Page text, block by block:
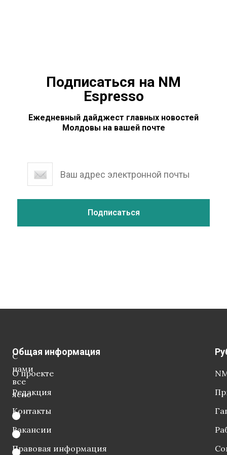
Подписаться на NM
Espresso
Ежедневный дайджест главных новостей
Молдовы на вашей почте
С
нами
все
ясно
Общая информация
О проекте
Редакция
Контакты
Вакансии
Правовая информация